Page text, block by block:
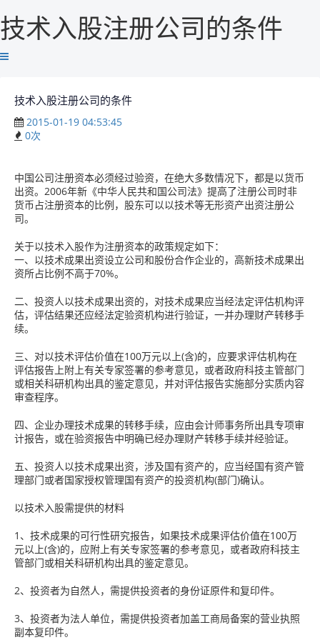
技术入股注册公司的条件
技术入股注册公司的条件
2015-01-19 04:53:45
0次
中国公司注册资本必须经过验资，在绝大多数情况下，都是以货币
出资。2006年新《中华人民共和国公司法》提高了注册公司时非
货币占注册资本的比例，股东可以以技术等无形资产出资注册公
司。
关于以技术入股作为注册资本的政策规定如下：
一、以技术成果出资设立公司和股份合作企业的，高新技术成果出
资所占比例不高于70%。
二、投资人以技术成果出资的，对技术成果应当经法定评估机构评
估，评估结果还应经法定验资机构进行验证，一并办理财产转移手
续。
三、对以技术评估价值在100万元以上(含)的，应要求评估机构在
评估报告上附上有关专家签署的参考意见，或者政府科技主管部门
或相关科研机构出具的鉴定意见，并对评估报告实施部分实质内容
审查程序。
四、企业办理技术成果的转移手续，应由会计师事务所出具专项审
计报告，或在验资报告中明确已经办理财产转移手续并经验证。
五、投资人以技术成果出资，涉及国有资产的，应当经国有资产管
理部门或者国家授权管理国有资产的投资机构(部门)确认。
以技术入股需提供的材料
1、技术成果的可行性研究报告，如果技术成果评估价值在100万
元以上(含)的，应附上有关专家签署的参考意见，或者政府科技主
管部门或相关科研机构出具的鉴定意见。
2、投资者为自然人，需提供投资者的身份证原件和复印件。
3、投资者为法人单位，需提供投资者加盖工商局备案的营业执照
副本复印件。